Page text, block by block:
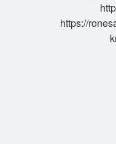
https://